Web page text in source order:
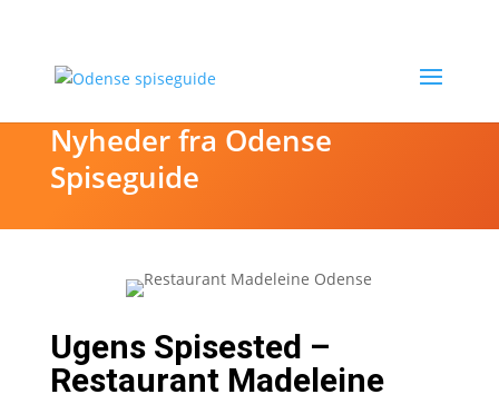
Nyheder fra Odense
Spiseguide
Ugens Spisested –
Restaurant Madeleine